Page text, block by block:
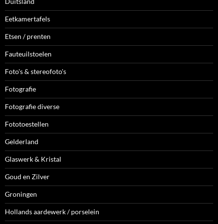
Eetkamertafels
Etsen / prenten
Fauteuilstoelen
Foto's & stereofoto's
Fotografie
Fotografie diverse
Fototoestellen
Gelderland
Glaswerk & Kristal
Goud en Zilver
Groningen
Hollands aardewerk / porselein